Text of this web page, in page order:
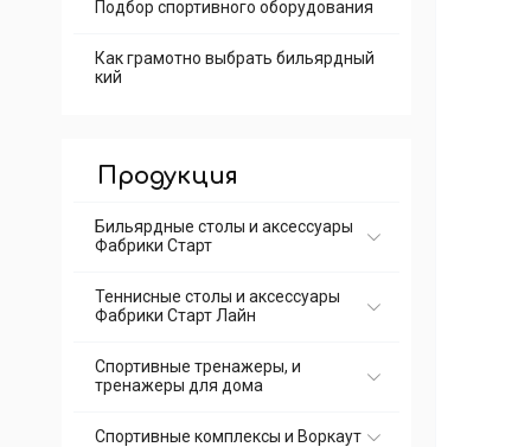
Подбор спортивного оборудования
Как грамотно выбрать бильярдный
кий
Продукция
Бильярдные столы и аксессуары
Фабрики Старт
Теннисные столы и аксессуары
Фабрики Старт Лайн
Спортивные тренажеры, и
тренажеры для дома
Спортивные комплексы и Воркаут